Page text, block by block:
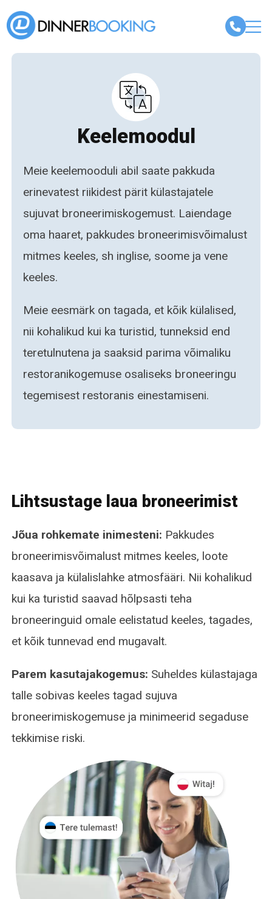
Keelemoodul
Meie keelemooduli abil saate pakkuda
erinevatest riikidest pärit külastajatele
sujuvat broneerimiskogemust. Laiendage
oma haaret, pakkudes broneerimisvõimalust
mitmes keeles, sh inglise, soome ja vene
keeles.
Meie eesmärk on tagada, et kõik külalised,
nii kohalikud kui ka turistid, tunneksid end
teretulnutena ja saaksid parima võimaliku
restoranikogemuse osaliseks broneeringu
tegemisest restoranis einestamiseni.
Lihtsustage laua broneerimist
Jõua rohkemate inimesteni: Pakkudes
broneerimisvõimalust mitmes keeles, loote
kaasava ja külalislahke atmosfääri. Nii kohalikud
kui ka turistid saavad hõlpsasti teha
broneeringuid omale eelistatud keeles, tagades,
et kõik tunnevad end mugavalt.
Parem kasutajakogemus: Suheldes külastajaga
talle sobivas keeles tagad sujuva
broneerimiskogemuse ja minimeerid segaduse
tekkimise riski.